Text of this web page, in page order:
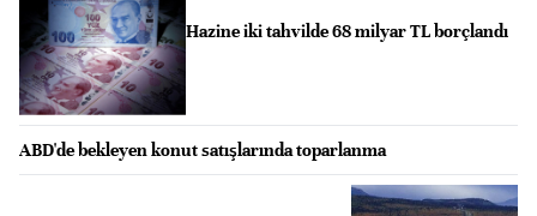
Hazine iki tahvilde 68 milyar TL borçlandı
ABD'de bekleyen konut satışlarında toparlanma